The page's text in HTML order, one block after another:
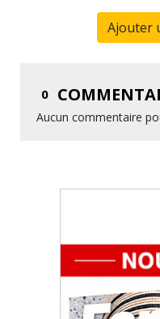
Ajouter
0
Aucun commentaire